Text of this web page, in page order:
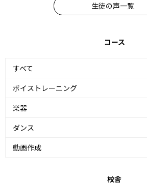
生徒の声一覧
コース
すべて
ボイストレーニング
楽器
ダンス
動画作成
校舎